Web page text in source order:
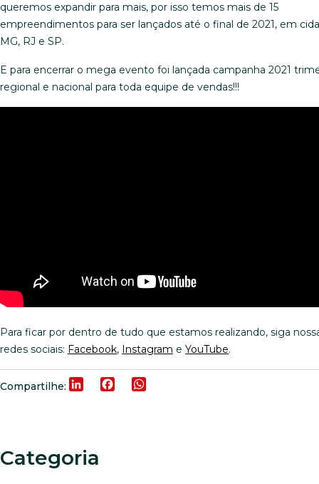
queremos expandir para mais, por isso temos mais de 15
empreendimentos para ser lançados até o final de 2021, em
MG, RJ e SP.
E para encerrar o mega evento foi lançada campanha 2021
regional e nacional para toda equipe de vendas!!!
Para ficar por dentro de tudo que estamos realizando, siga
redes sociais: Facebook, Instagram e YouTube.
Compartilhe: LinkedInFacebook
Categoria